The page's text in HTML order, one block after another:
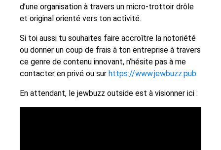
d’une organisation à travers un micro-trottoir drôle
et original orienté vers ton activité.
Si toi aussi tu souhaites faire accroître la notoriété
ou donner un coup de frais à ton entreprise à travers
ce genre de contenu innovant, n’hésite pas à me
contacter en privé ou sur https://www.jewbuzz.pub.
En attendant, le jewbuzz outside est à visionner ici :